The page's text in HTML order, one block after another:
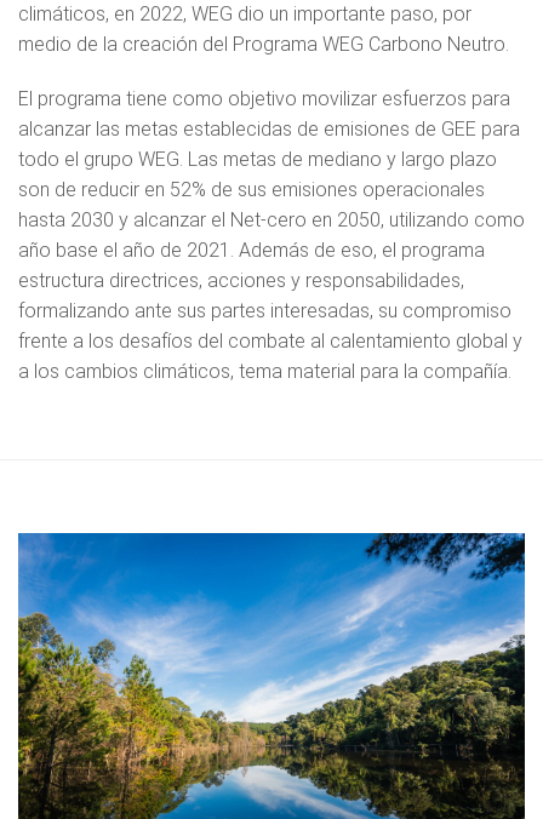
climáticos, en 2022, WEG dio un importante paso, por
medio de la creación del Programa WEG Carbono Neutro.
El programa tiene como objetivo movilizar esfuerzos para
alcanzar las metas establecidas de emisiones de GEE para
todo el grupo WEG. Las metas de mediano y largo plazo
son de reducir en 52% de sus emisiones operacionales
hasta 2030 y alcanzar el Net-cero en 2050, utilizando como
año base el año de 2021. Además de eso, el programa
estructura directrices, acciones y responsabilidades,
formalizando ante sus partes interesadas, su compromiso
frente a los desafíos del combate al calentamiento global y
a los cambios climáticos, tema material para la compañía.